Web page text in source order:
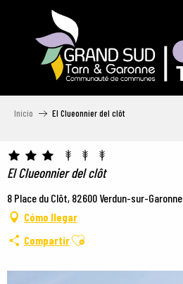
Inicio El Clueonnier del clôt
El Clueonnier del clôt
8 Place du Clôt, 82600 Verdun-sur-Garonne
Cómo llegar
CompartirAjouter aux favoris